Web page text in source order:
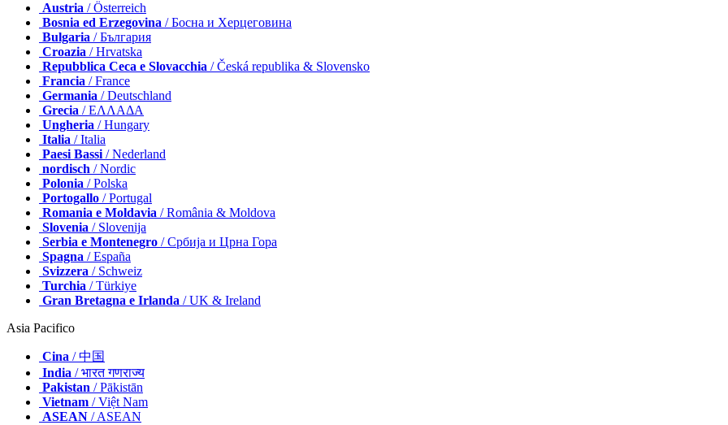
Austria / Österreich
Bosnia ed Erzegovina / Босна и Херцеговина
Bulgaria / България
Croazia / Hrvatska
Repubblica Ceca e Slovacchia / Česká republika & Slovensko
Francia / France
Germania / Deutschland
Grecia / ΕΛΛΑΔΑ
Ungheria / Hungary
Italia / Italia
Paesi Bassi/ Nederland
nordisch / Nordic
Polonia / Polska
Portogallo / Portugal
Romania e Moldavia / România & Moldova
Slovenia / Slovenija
Serbia e Montenegro / Србија и Црна Гора
Spagna / España
Svizzera / Schweiz
Turchia / Türkiye
Gran Bretagna e Irlanda / UK & Ireland
Asia Pacifico
Cina / 中国
India / भारत गणराज्य
Pakistan / Pākistān
Vietnam / Việt Nam
ASEAN / ASEAN